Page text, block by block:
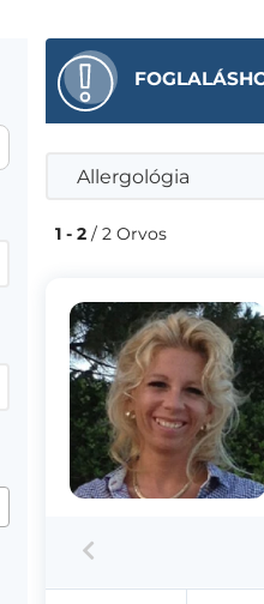
Allergológia
1 - 2 / 2 Orvos